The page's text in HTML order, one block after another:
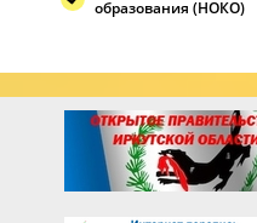
образования (НОКО)